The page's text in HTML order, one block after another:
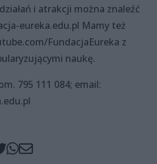
i atrakcji można znaleźć
eureka.edu.pl Mamy też
FundacjaEureka z
naukę.
795 111 084; email: